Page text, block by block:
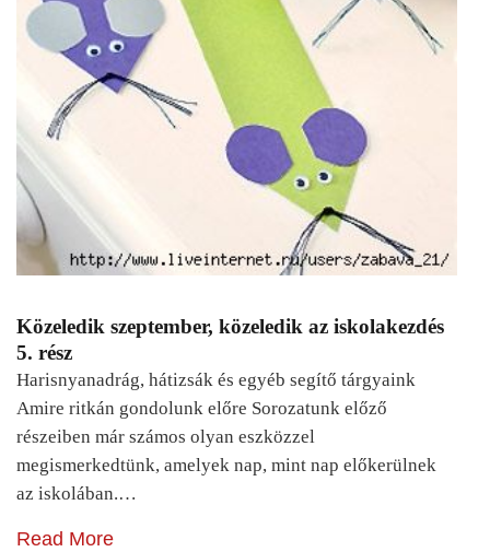
Közeledik szeptember, közeledik az iskolakezdés
5. rész
Harisnyanadrág, hátizsák és egyéb segítő tárgyaink
Amire ritkán gondolunk előre Sorozatunk előző
részeiben már számos olyan eszközzel
megismerkedtünk, amelyek nap, mint nap előkerülnek
az iskolában.…
Read More